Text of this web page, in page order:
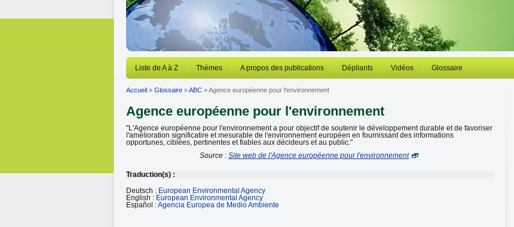
Liste de A à Z Thèmes A propos des publications Dépliants Vidéos Glossaire
Accueil » Glossaire »ABC » Agence européenne pour l'environnement
Agence européenne pour l'environnement
"L'Agence européenne pour l'environnement a pour objectif de soutenir le développement durable et de favoriser
l'amélioration significatire et mesurable de l'environnement européen en fournissant des informations
opportunes, ciblées, pertinentes et fiables aux décideurs et au public."
Source : Site web de l'Agence européenne pour l'environnement
Traduction(s) :
Deutsch : European Environmental Agency
English : European Environmental Agency
Español :Agencia Europea de Medio Ambiente